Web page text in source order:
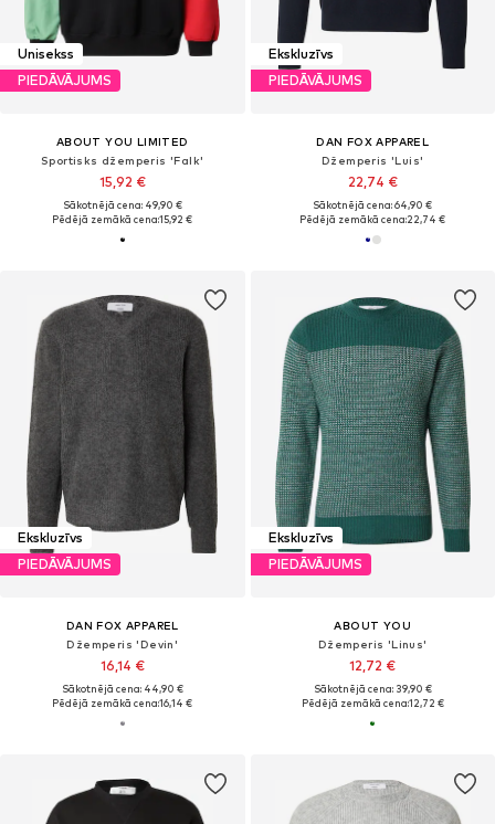
Unisekss
PIEDĀVĀJUMS
ABOUT YOU LIMITED
Sportisks džemperis 'Falk'
15,92 €
Sākotnējā cena: 49,90 €
Pēdējā zemākā cena:15,92 €
Ekskluzīvs
PIEDĀVĀJUMS
DAN FOX APPAREL
Džemperis 'Luis'
22,74 €
Sākotnējā cena: 64,90 €
Pēdējā zemākā cena:22,74 €
Ekskluzīvs
PIEDĀVĀJUMS
DAN FOX APPAREL
Džemperis 'Devin'
16,14 €
Sākotnējā cena: 44,90 €
Pēdējā zemākā cena:16,14 €
Ekskluzīvs
PIEDĀVĀJUMS
ABOUT YOU
Džemperis 'Linus'
12,72 €
Sākotnējā cena: 39,90 €
Pēdējā zemākā cena:12,72 €